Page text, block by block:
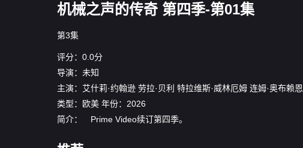
机械之声的传奇 第四季-第01集
第3集
评分：0.0分
导演：未知
主演： 艾什莉·约翰逊 劳拉·贝利 特拉维斯·威林厄姆 连姆·奥布赖恩
类型：
欧美 年份： 2026
简介： Prime Video续订第四季。